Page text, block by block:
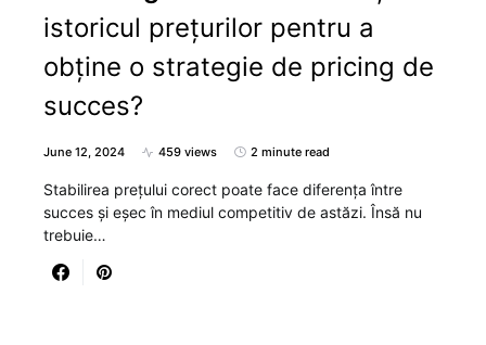
istoricul prețurilor pentru a
obține o strategie de pricing de
succes?
June 12, 2024 459 views 2 minute read
Stabilirea prețului corect poate face diferența între
succes și eșec în mediul competitiv de astăzi. Însă nu
trebuie…